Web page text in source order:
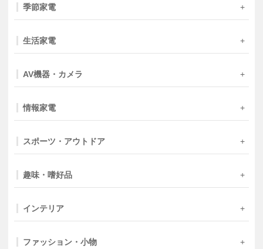
季節家電
生活家電
AV機器・カメラ
情報家電
スポーツ・アウトドア
趣味・嗜好品
インテリア
ファッション・小物